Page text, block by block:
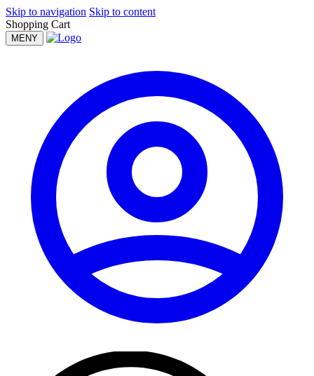
Skip to navigation Skip to content
Shopping Cart
MENY